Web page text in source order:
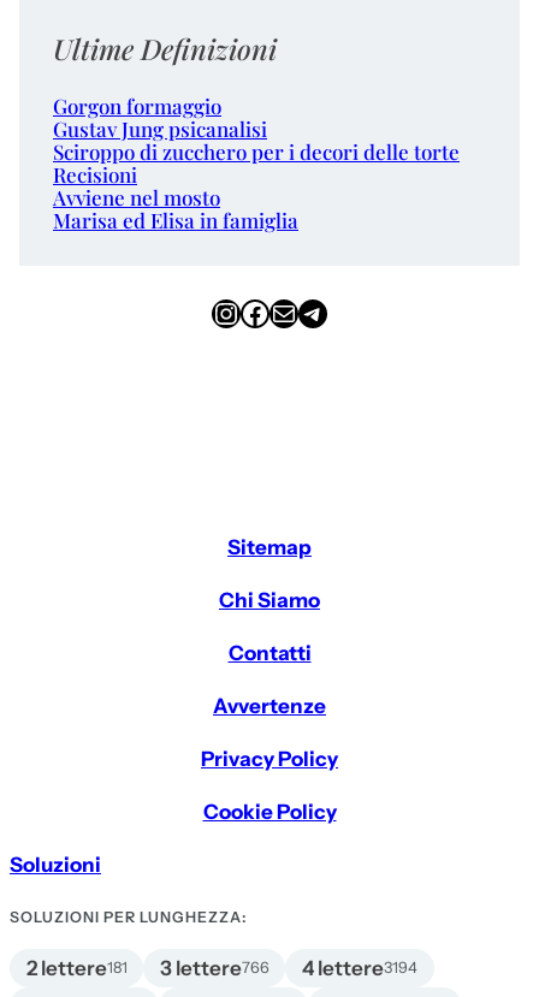
Ultime Definizioni
Gorgon formaggio
Gustav Jung psicanalisi
Sciroppo di zucchero per i decori delle torte
Recisioni
Avviene nel mosto
Marisa ed Elisa in famiglia
InstagramFacebook Email Telegram
Sitemap
Chi Siamo
Contatti
Avvertenze
Privacy Policy
Cookie Policy
Soluzioni
SOLUZIONI PER LUNGHEZZA:
2 lettere181 3 lettere766 4 lettere3194